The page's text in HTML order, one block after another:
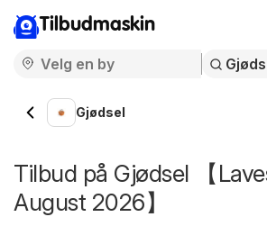
Tilbudmaskin
Gjødsel
Tilbud på Gjødsel 【
August 2026】